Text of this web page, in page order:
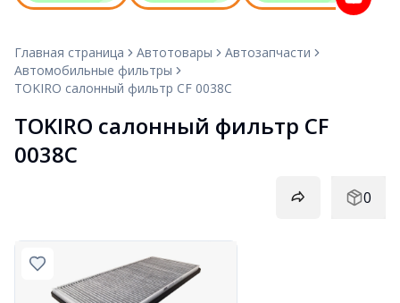
Главная страница Автотовары
Автозапчасти
Автомобильные фильтры
TOKIRO салонный фильтр CF 0038C
TOKIRO салонный фильтр CF
0038C
0